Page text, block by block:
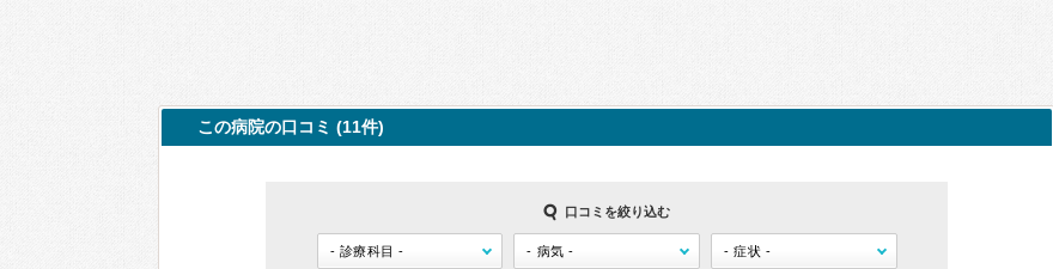
この病院の口コミ (11件)
口コミを絞り込む